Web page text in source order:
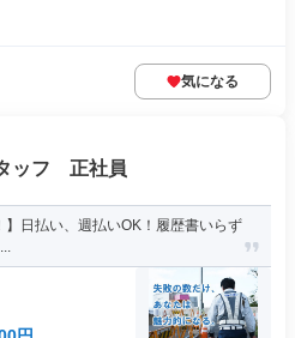
気になる
ッフ 正社員
】日払い、週払いOK！履歴書いらず